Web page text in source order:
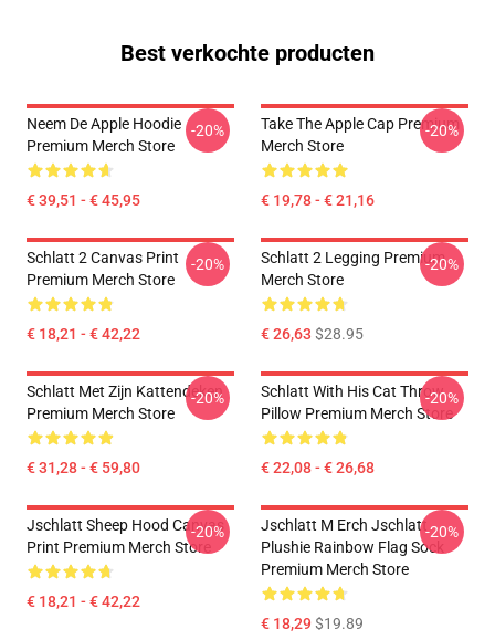
Best verkochte producten
Neem De Apple Hoodie
Premium Merch Store
€ 39,51 - € 45,95
-20%
Take The Apple Cap Premium
Merch Store
€ 19,78 - € 21,16
-20%
Schlatt 2 Canvas Print
Premium Merch Store
€ 18,21 - € 42,22
-20%
Schlatt 2 Legging Premium
Merch Store
€ 26,63 $28.95
-20%
Schlatt Met Zijn Kattendeken
Premium Merch Store
€ 31,28 - € 59,80
-20%
Schlatt With His Cat Throw
Pillow Premium Merch Store
€ 22,08 - € 26,68
-20%
Jschlatt Sheep Hood Canvas
Print Premium Merch Store
€ 18,21 - € 42,22
-20%
Jschlatt M Erch Jschlatt
Plushie Rainbow Flag Sock
Premium Merch Store
€ 18,29$19.89
-20%